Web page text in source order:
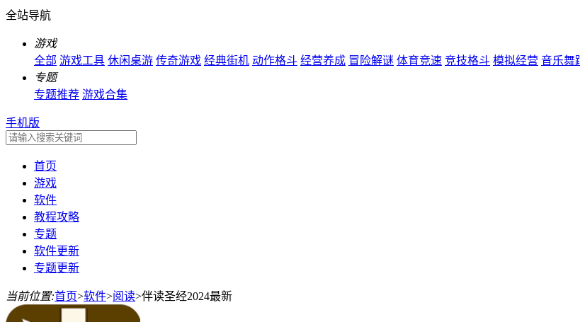
全站导航
游戏
全部 游戏工具 休闲桌游 传奇游戏 经典街机 动作格斗 经营养成 冒险解谜 体育竞速 竞技格斗 模拟经营 音乐舞
专题
专题推荐 游戏合集
手机版
首页
游戏
软件
教程攻略
专题
软件更新
专题更新
当前位置:首页>软件>阅读>伴读圣经2024最新